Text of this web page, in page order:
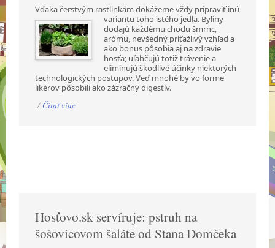
Vďaka čerstvým rastlinkám dokážeme vždy pripraviť inú
variantu toho istého jedla. Byliny
dodajú každému chodu šmrnc,
arómu, nevšedný príťažlivý vzhľad a
ako bonus pôsobia aj na zdravie
hosťa; uľahčujú totiž trávenie a
eliminujú škodlivé účinky niektorých
technologických postupov. Veď mnohé by vo forme
likérov pôsobili ako zázračný digestív.
/ Čítať viac
Hosťovo.sk servíruje: pstruh na
šošovicovom šaláte od Stana Domčeka